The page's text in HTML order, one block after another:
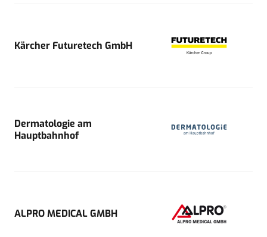
Kärcher Futuretech GmbH
Dermatologie am
Hauptbahnhof
ALPRO MEDICAL GMBH